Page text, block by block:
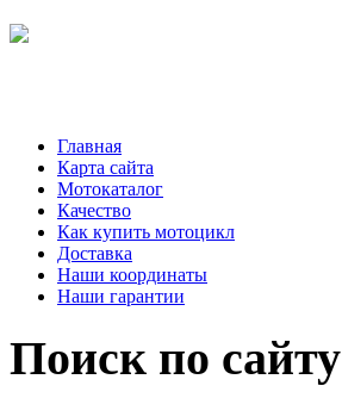
Главная
Карта сайта
Мотокаталог
Качество
Как купить мотоцикл
Доставка
Наши координаты
Наши гарантии
Поиск по сайту